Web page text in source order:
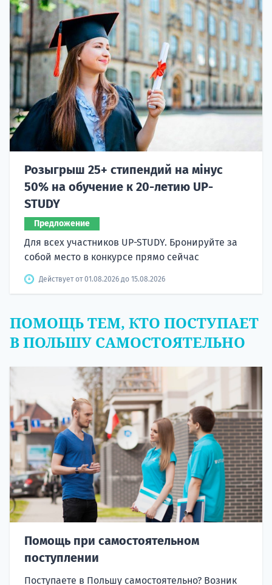
Розыгрыш 25+ стипендий на мінус
50% на обучение к 20-летию UP-
STUDY
Предложение
Для всех участников UP-STUDY. Бронируйте за
собой место в конкурсе прямо сейчас
Действует от 01.08.2026 до 15.08.2026
ПОМОЩЬ ТЕМ, КТО ПОСТУПАЕТ
В ПОЛЬШУ САМОСТОЯТЕЛЬНО
Помощь при самостоятельном
поступлении
Поступаете в Польшу самостоятельно? Возник